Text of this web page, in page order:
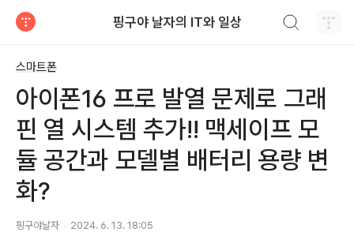
핑구야 날자의 IT와 일상
스마트폰
아이폰16 프로 발열 문제로 그래
핀 열 시스템 추가!! 맥세이프 모
듈 공간과 모델별 배터리 용량 변
화?
핑구야날자 2024. 6. 13. 18:05